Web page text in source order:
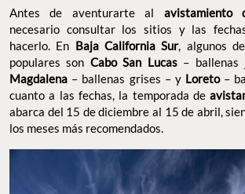
Antes de aventurarte al avistamiento
necesario consultar los sitios y las
hacerlo. En Baja California Sur, algunos
populares son Cabo San Lucas– ballenas
Magdalena – ballenas grises – y Loreto –
cuanto a las fechas, la temporada de
abarca del 15 de diciembre al 15 de abril,
los meses más recomendados.